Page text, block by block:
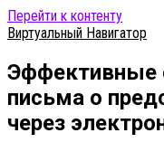
Перейти к контенту
Виртуальный Навигатор
Эффективные
письма о
через